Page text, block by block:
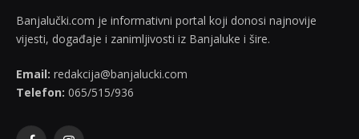
Banjalučki.com je informativni portal koji donosi najnovije
vijesti, događaje i zanimljivosti iz Banjaluke i šire.
Email: redakcija@banjalucki.com
Telefon: 065/515/936